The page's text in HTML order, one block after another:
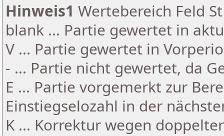
Hinweis1 Wertebereich Feld
blank ... Partie gewertet in
V ... Partie gewertet in
- ... Partie nicht gewertet, da
E ... Partie vorgemerkt zur
Einstiegselozahl in der
K ... Korrektur wegen